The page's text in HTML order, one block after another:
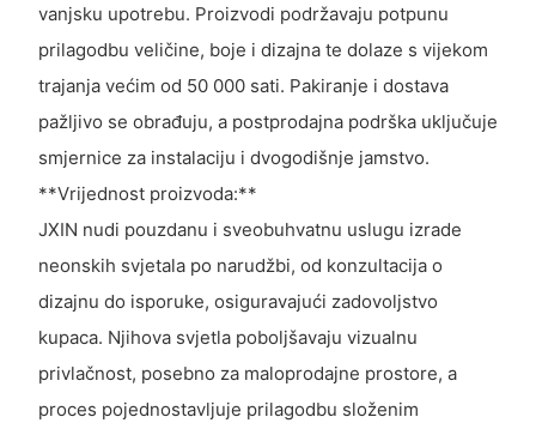
vanjsku upotrebu. Proizvodi podržavaju potpunu
prilagodbu veličine, boje i dizajna te dolaze s vijekom
trajanja većim od 50 000 sati. Pakiranje i dostava
pažljivo se obrađuju, a postprodajna podrška uključuje
smjernice za instalaciju i dvogodišnje jamstvo.
**Vrijednost proizvoda:**
JXIN nudi pouzdanu i sveobuhvatnu uslugu izrade
neonskih svjetala po narudžbi, od konzultacija o
dizajnu do isporuke, osiguravajući zadovoljstvo
kupaca. Njihova svjetla poboljšavaju vizualnu
privlačnost, posebno za maloprodajne prostore, a
proces pojednostavljuje prilagodbu složenim